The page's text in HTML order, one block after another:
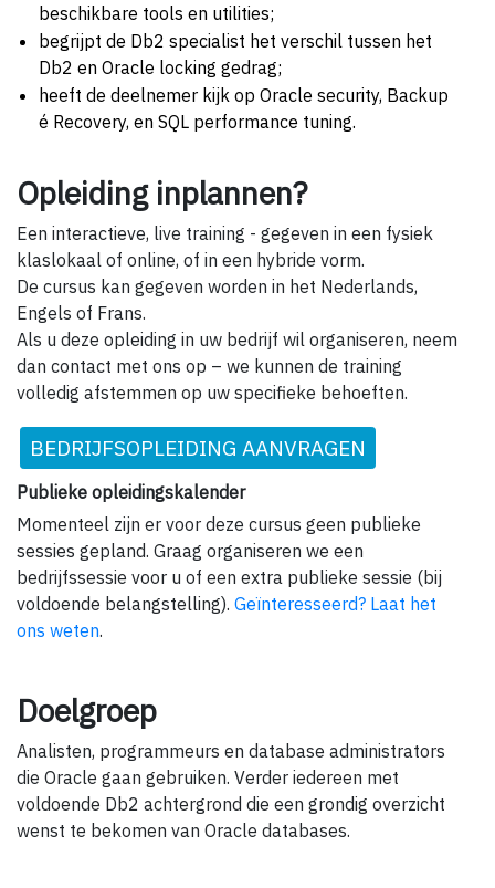
beschikbare tools en utilities;
begrijpt de Db2 specialist het verschil tussen het
Db2 en Oracle locking gedrag;
heeft de deelnemer kijk op Oracle security, Backup
é Recovery, en SQL performance tuning.
Opleiding inplannen?
Een interactieve, live training - gegeven in een fysiek
klaslokaal of online, of in een hybride vorm.
De cursus kan gegeven worden in het Nederlands,
Engels of Frans.
Als u deze opleiding in uw bedrijf wil organiseren, neem
dan contact met ons op – we kunnen de training
volledig afstemmen op uw specifieke behoeften.
BEDRIJFSOPLEIDING AANVRAGEN
Publieke opleidingskalender
Momenteel zijn er voor deze cursus geen publieke
sessies gepland. Graag organiseren we een
bedrijfssessie voor u of een extra publieke sessie (bij
voldoende belangstelling). Geïnteresseerd? Laat het
ons weten.
Doelgroep
Analisten, programmeurs en database administrators
die Oracle gaan gebruiken. Verder iedereen met
voldoende Db2 achtergrond die een grondig overzicht
wenst te bekomen van Oracle databases.